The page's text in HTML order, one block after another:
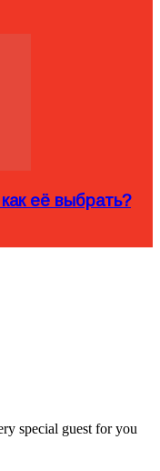
её выбрать?
special guest for you